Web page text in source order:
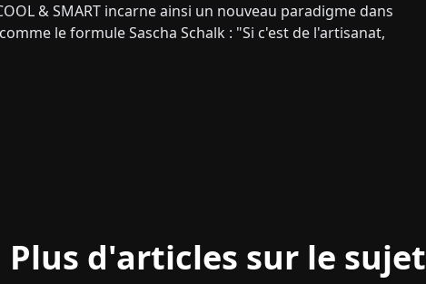
& SMART incarne ainsi un nouveau paradigme dans
le formule Sascha Schalk : "Si c'est de l'artisanat,
Plus d'articles sur le sujet